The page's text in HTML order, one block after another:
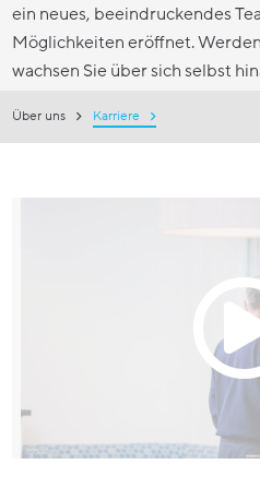
ein neues, beeindruckendes
Möglichkeiten eröffnet.
wachsen Sie über sich selbst
Über uns Karriere